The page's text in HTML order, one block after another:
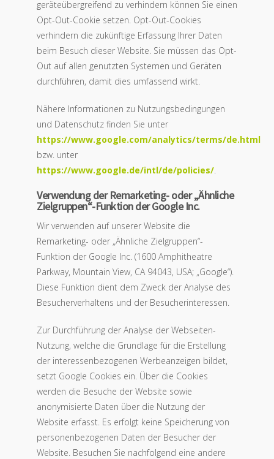
geräteübergreifend zu verhindern können Sie einen
Opt-Out-Cookie setzen. Opt-Out-Cookies
verhindern die zukünftige Erfassung Ihrer Daten
beim Besuch dieser Website. Sie müssen das Opt-
Out auf allen genutzten Systemen und Geräten
durchführen, damit dies umfassend wirkt.
Nähere Informationen zu Nutzungsbedingungen
und Datenschutz finden Sie unter
https://www.google.com/analytics/terms/de.html
bzw. unter
https://www.google.de/intl/de/policies/.
Verwendung der Remarketing- oder „Ähnliche
Zielgruppen“-Funktion der Google Inc.
Wir verwenden auf unserer Website die
Remarketing- oder „Ähnliche Zielgruppen“-
Funktion der Google Inc. (1600 Amphitheatre
Parkway, Mountain View, CA 94043, USA; „Google“).
Diese Funktion dient dem Zweck der Analyse des
Besucherverhaltens und der Besucherinteressen.
Zur Durchführung der Analyse der Webseiten-
Nutzung, welche die Grundlage für die Erstellung
der interessenbezogenen Werbeanzeigen bildet,
setzt Google Cookies ein. Über die Cookies
werden die Besuche der Website sowie
anonymisierte Daten über die Nutzung der
Website erfasst. Es erfolgt keine Speicherung von
personenbezogenen Daten der Besucher der
Website. Besuchen Sie nachfolgend eine andere